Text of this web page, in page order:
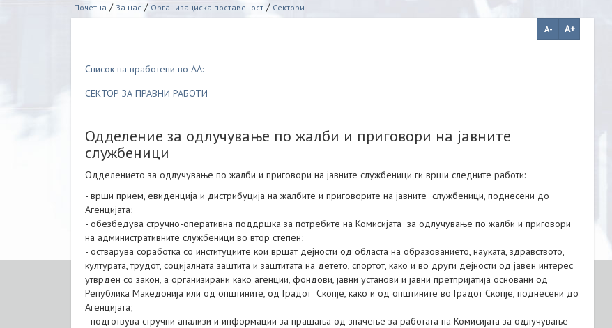
Почетна / За нас / Организациска поставеност / Сектори
Список на вработени во АА:
СЕКТОР ЗА ПРАВНИ РАБОТИ
Одделение за одлучување по жалби и приговори на јавните
службеници
Одделението за одлучување по жалби и приговори на јавните службеници ги врши следните работи:
- врши прием, евиденција и дистрибуција на жалбите и приговорите на јавните службеници, поднесени до
Агенцијата;
- обезбедува стручно-оперативна поддршка за потребите на Комисијата за одлучување по жалби и приговори
на административните службеници во втор степен;
- остварува соработка со институциите кои вршат дејности од областа на образованието, науката, здравството,
културата, трудот, социјалната заштита и заштитата на детето, спортот, како и во други дејности од јавен интерес
утврден со закон, а организирани како агенции, фондови, јавни установи и јавни претпријатија основани од
Република Македонија или од општините, од Градот Скопје, како и од општините во Градот Скопје, поднесени до
Агенцијата;
- подготвува стручни анализи и информации за прашања од значење за работата на Комисијата за одлучување